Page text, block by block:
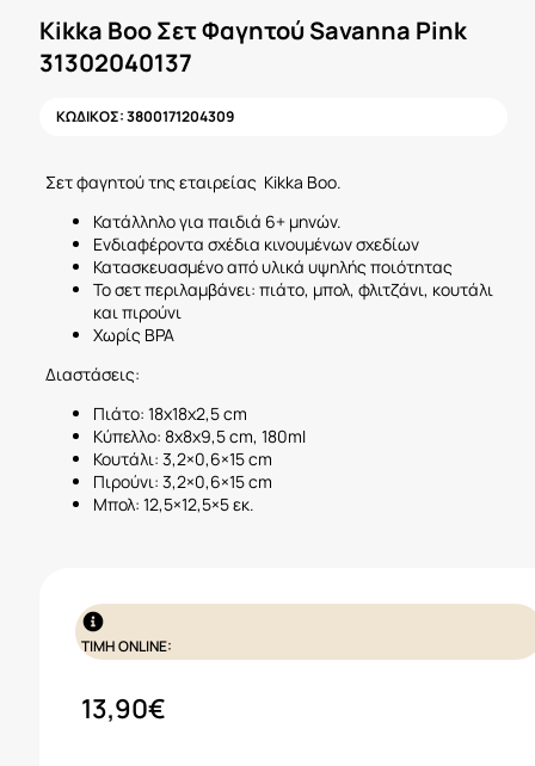
Kikka Boo Σετ Φαγητού Savanna Pink
31302040137
ΚΩΔΙΚΟΣ:3800171204309
Σετ φαγητού της εταιρείας Kikka Boo.
Κατάλληλο για παιδιά 6+ μηνών.
Ενδιαφέροντα σχέδια κινουμένων σχεδίων
Κατασκευασμένο από υλικά υψηλής ποιότητας
Το σετ περιλαμβάνει: πιάτο, μπολ, φλιτζάνι, κουτάλι
και πιρούνι
Χωρίς BPA
Διαστάσεις:
Πιάτο: 18x18x2,5 cm
Κύπελλο: 8x8x9,5 cm, 180ml
Κουτάλι: 3,2×0,6×15 cm
Πιρούνι: 3,2×0,6×15 cm
Μπολ: 12,5×12,5×5 εκ.
ΤΙΜΗ ONLINE:
13,90€